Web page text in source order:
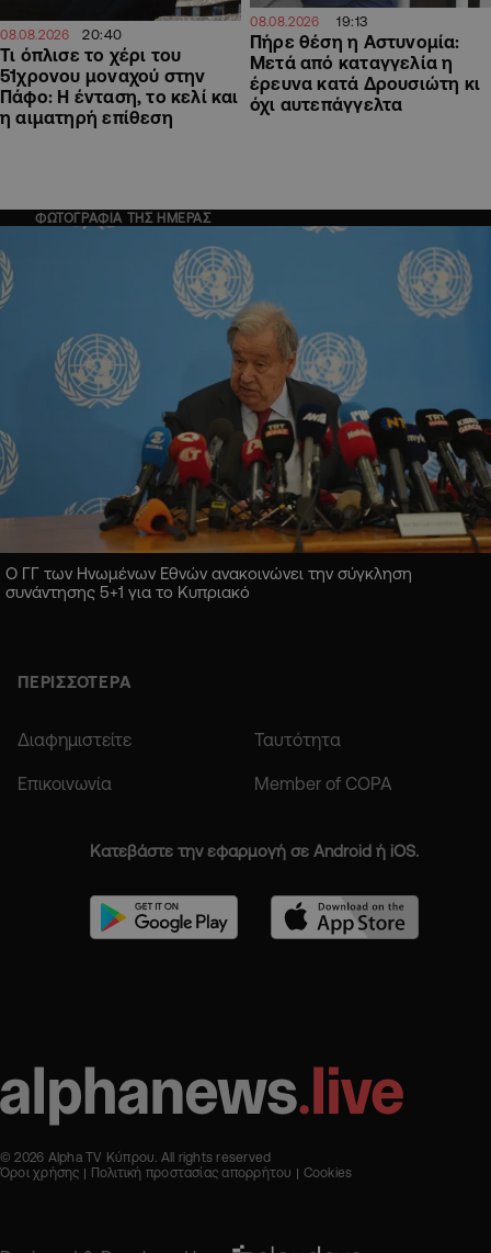
08.08.2026 20:40
Τι όπλισε το χέρι του
51χρονου μοναχού στην
Πάφο: Η ένταση, το κελί και
η αιματηρή επίθεση
08.08.2026 19:13
Πήρε θέση η Αστυνομία:
Μετά από καταγγελία η
έρευνα κατά Δρουσιώτη κι
όχι αυτεπάγγελτα
ΦΩΤΟΓΡΑΦΙΑ ΤΗΣ ΗΜΕΡΑΣ
Ο ΓΓ των Ηνωμένων Εθνών ανακοινώνει την σύγκληση
συνάντησης 5+1 για το Κυπριακό
ΠΕΡΙΣΣΟΤΕΡΑ
Διαφημιστείτε Ταυτότητα
Επικοινωνία Member of COPA
Κατεβάστε την εφαρμογή σε Android ή iOS.
© 2026 Alpha TV Κύπρου. All rights reserved
Όροι χρήσης
Πολιτική προστασίας απορρήτου Cookies